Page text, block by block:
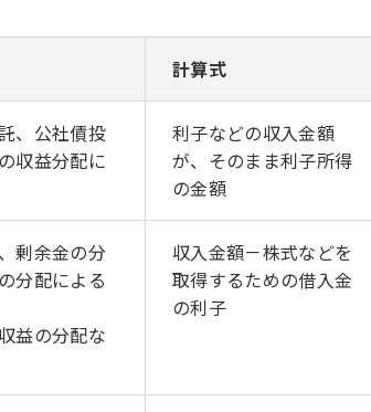
計算式
、公社債投
収益分配に
利子などの収入金額
が、そのまま利子所得
の金額
剰余金の分
分配による
益の分配な
収入金額－株式などを
取得するための借入金
の利子